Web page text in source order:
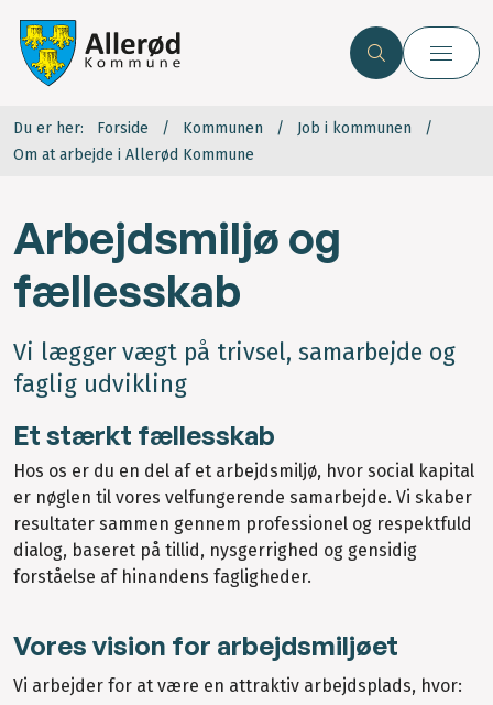
Du er her: Forside Kommunen
Job i kommunen
Om at arbejde i Allerød Kommune
Arbejdsmiljø og
fællesskab
Vi lægger vægt på trivsel, samarbejde og
faglig udvikling
Et stærkt fællesskab
Hos os er du en del af et arbejdsmiljø, hvor social kapital
er nøglen til vores velfungerende samarbejde. Vi skaber
resultater sammen gennem professionel og respektfuld
dialog, baseret på tillid, nysgerrighed og gensidig
forståelse af hinandens fagligheder.
Vores vision for arbejdsmiljøet
Vi arbejder for at være en attraktiv arbejdsplads, hvor: